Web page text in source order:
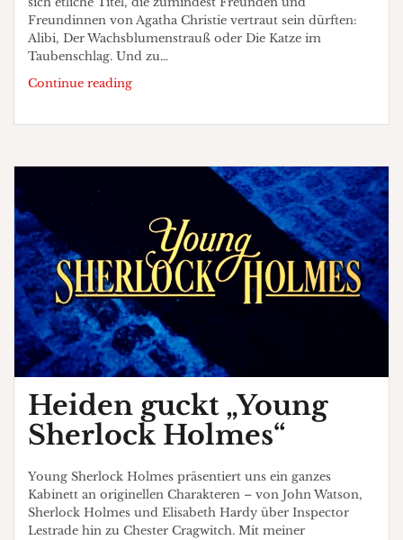
Freundinnen von Agatha Christie vertraut sein dürften:
Alibi, Der Wachsblumenstrauß oder Die Katze im
Taubenschlag. Und zu…
Continue readingHeiden
Heiden guckt „Young
Sherlock Holmes“
Young Sherlock Holmes präsentiert uns ein ganzes
Kabinett an originellen Charakteren – von John Watson,
Sherlock Holmes und Elisabeth Hardy über Inspector
Lestrade hin zu Chester Cragwitch. Mit meiner